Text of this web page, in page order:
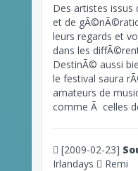
Des artistes issus
et de
leurs regards et
dans les
DestinÃ© aussi
le festival saura
amateurs de
comme Ã celles
[2009-02-23]
Irlandays
Remi